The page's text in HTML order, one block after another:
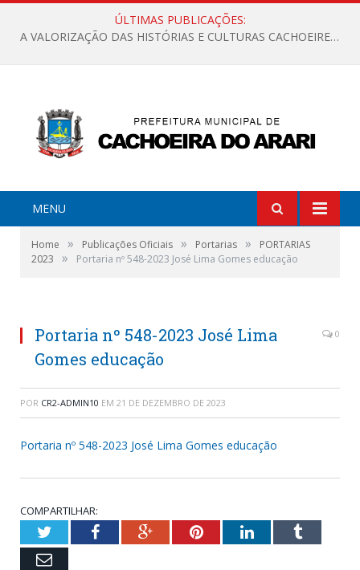
ÚLTIMAS PUBLICAÇÕES:
A VALORIZAÇÃO DAS HISTÓRIAS E CULTURAS CACHOEIRENSES
MENU
Home » Publicações Oficiais » Portarias »
PORTARIAS
2023
» Portaria nº 548-2023 José Lima Gomes educação
Portaria nº 548-2023 José Lima
Gomes educação
0
POR CR2-ADMIN10 EM 21 DE DEZEMBRO DE 2023
Portaria nº 548-2023 José Lima Gomes educação
COMPARTILHAR:
TwitterFacebookGoogle+PinterestLinkedInTumblr
Email